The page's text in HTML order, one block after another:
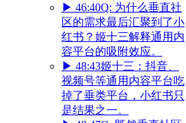
▶ 46:40Q: 为什么垂直社
区的需求最后汇聚到了小
红书？姬十三解释通用内
容平台的吸附效应。
▶ 48:43姬十三：抖音、
视频号等通用内容平台吃
掉了垂类平台，小红书只
是结果之一。